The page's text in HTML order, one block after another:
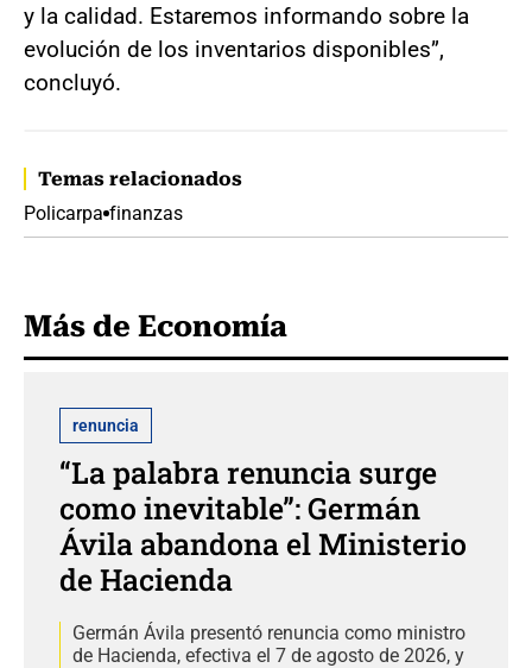
y la calidad. Estaremos informando sobre la
evolución de los inventarios disponibles”,
concluyó.
Temas relacionados
Policarpa finanzas
Más de Economía
renuncia
“La palabra renuncia surge
como inevitable”: Germán
Ávila abandona el Ministerio
de Hacienda
Germán Ávila presentó renuncia como ministro
de Hacienda, efectiva el 7 de agosto de 2026, y